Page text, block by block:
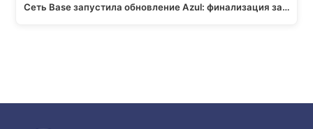
Сеть Base запустила обновление Azul: финализация за…